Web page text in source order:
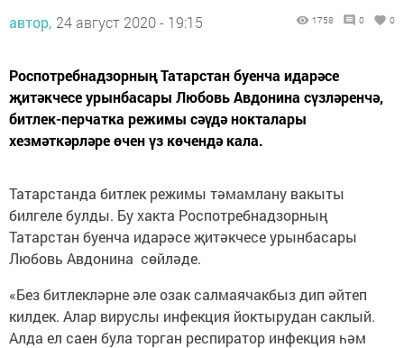
автор, 24 август 2020 - 19:15 1758 0 0
Роспотребнадзорның Татарстан буенча идарәсе
җитәкчесе урынбасары Любовь Авдонина сүзләренчә,
битлек-перчатка режимы сәүдә нокталары
хезмәткәрләре өчен үз көчендә кала.
Татарстанда битлек режимы тәмамлану вакыты
билгеле булды. Бу хакта Роспотребнадзорның
Татарстан буенча идарәсе җитәкчесе урынбасары
Любовь Авдонина сөйләде.
«Без битлекләрне әле озак салмаячакбыз дип әйтеп
килдек. Алар вируслы инфекция йоктырудан саклый.
Алда ел саен була торган респиратор инфекция һәм